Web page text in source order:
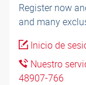
Register now
and many
Inicio de
Nuestro
48907-766